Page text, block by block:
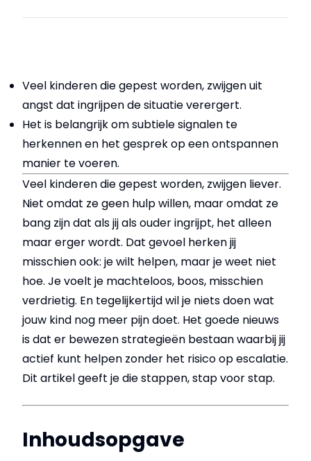
Veel kinderen die gepest worden, zwijgen uit
angst dat ingrijpen de situatie verergert.
Het is belangrijk om subtiele signalen te
herkennen en het gesprek op een ontspannen
manier te voeren.
Veel kinderen die gepest worden, zwijgen liever.
Niet omdat ze geen hulp willen, maar omdat ze
bang zijn dat als jij als ouder ingrijpt, het alleen
maar erger wordt. Dat gevoel herken jij
misschien ook: je wilt helpen, maar je weet niet
hoe. Je voelt je machteloos, boos, misschien
verdrietig. En tegelijkertijd wil je niets doen wat
jouw kind nog meer pijn doet. Het goede nieuws
is dat er bewezen strategieën bestaan waarbij jij
actief kunt helpen zonder het risico op escalatie.
Dit artikel geeft je die stappen, stap voor stap.
Inhoudsopgave